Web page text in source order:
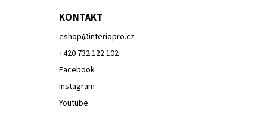
KONTAKT
eshop@interiopro.cz
+420 732 122 102
Facebook
Instagram
Youtube